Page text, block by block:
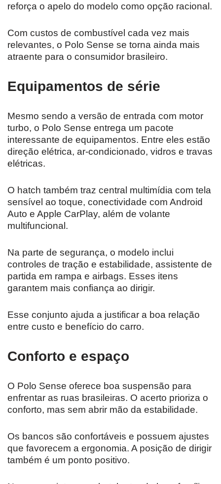
reforça o apelo do modelo como opção racional.
Com custos de combustível cada vez mais
relevantes, o Polo Sense se torna ainda mais
atraente para o consumidor brasileiro.
Equipamentos de série
Mesmo sendo a versão de entrada com motor
turbo, o Polo Sense entrega um pacote
interessante de equipamentos. Entre eles estão
direção elétrica, ar-condicionado, vidros e travas
elétricas.
O hatch também traz central multimídia com tela
sensível ao toque, conectividade com Android
Auto e Apple CarPlay, além de volante
multifuncional.
Na parte de segurança, o modelo inclui
controles de tração e estabilidade, assistente de
partida em rampa e airbags. Esses itens
garantem mais confiança ao dirigir.
Esse conjunto ajuda a justificar a boa relação
entre custo e benefício do carro.
Conforto e espaço
O Polo Sense oferece boa suspensão para
enfrentar as ruas brasileiras. O acerto prioriza o
conforto, mas sem abrir mão da estabilidade.
Os bancos são confortáveis e possuem ajustes
que favorecem a ergonomia. A posição de dirigir
também é um ponto positivo.